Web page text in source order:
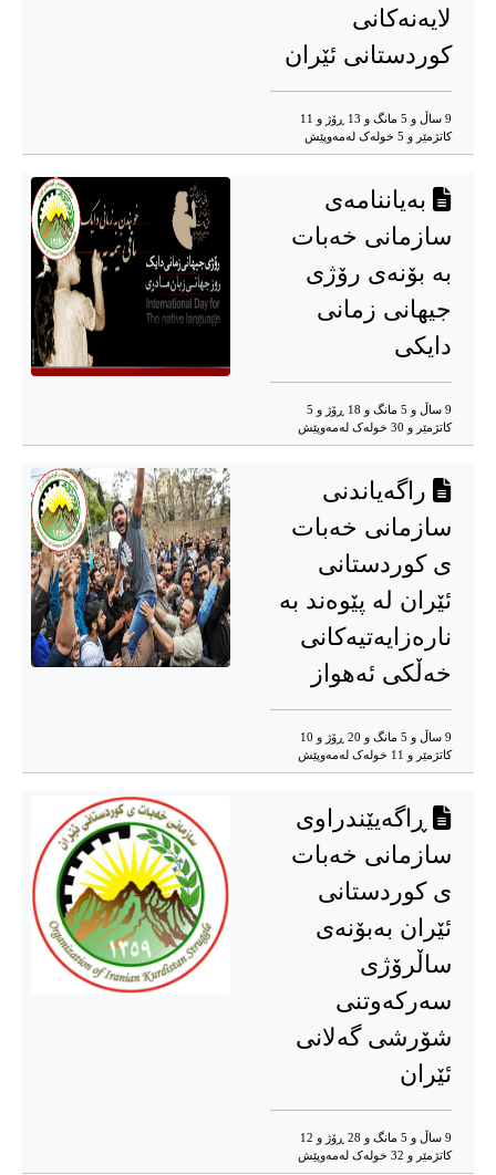
لایه‌نه‌کانی
کوردستانی ئێران
9 ساڵ و 5 مانگ و 13 ڕۆژ و 11
کاتژمێر و 5 خوله‌ک له‌مه‌وپێش‌
بەیاننامەی
سازمانی خه‌بات
به‌ بۆنه‌ی رۆژی
جیهانی زمانی
دایکی
9 ساڵ و 5 مانگ و 18 ڕۆژ و 5
کاتژمێر و 30 خوله‌ک له‌مه‌وپێش‌
راگه‌یاندنی
سازمانی خه‌بات
ی کوردستانی
ئێران له‌ پێوه‌ند به‌
ناره‌زایه‌تیه‌کانی
خه‌ڵکی ئه‌هواز
9 ساڵ و 5 مانگ و 20 ڕۆژ و 10
کاتژمێر و 11 خوله‌ک له‌مه‌وپێش‌
ڕاگه‌یێندراوی
سازمانی خه‌بات
ی کوردستانی
ئێران به‌بۆنه‌ی
ساڵرۆژی
سه‌رکه‌وتنی
شۆرشی گه‌لانی
ئێران
9 ساڵ و 5 مانگ و 28 ڕۆژ و 12
کاتژمێر و 32 خوله‌ک له‌مه‌وپێش‌